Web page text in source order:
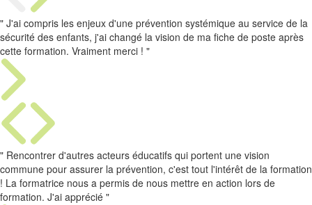
" J'ai compris les enjeux d'une prévention systémique au service de la
sécurité des enfants, j'ai changé la vision de ma fiche de poste après
cette formation. Vraiment merci ! "
" Rencontrer d'autres acteurs éducatifs qui portent une vision
commune pour assurer la prévention, c'est tout l'intérêt de la formation
! La formatrice nous a permis de nous mettre en action lors de
formation. J'ai apprécié "